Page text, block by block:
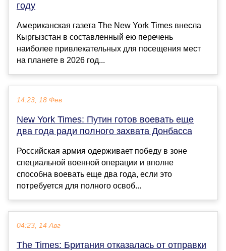
году
Американская газета The New York Times внесла
Кыргызстан в составленный ею перечень
наиболее привлекательных для посещения мест
на планете в 2026 год...
14:23, 18 Фев
New York Times: Путин готов воевать еще
два года ради полного захвата Донбасса
Российская армия одерживает победу в зоне
специальной военной операции и вполне
способна воевать еще два года, если это
потребуется для полного освоб...
04:23, 14 Авг
The Times: Британия отказалась от отправки